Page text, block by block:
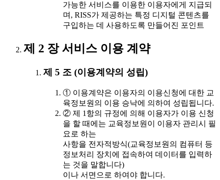
가능한 서비스를 이용한 이용자에게 지급되
며, RISS가 제공하는 특정 디지털 콘텐츠를
구입하는 데 사용하도록 만들어진 포인트
제 2 장 서비스 이용 계약
제 5 조 (이용계약의 성립)
① 이용계약은 이용자의 이용신청에 대한 교
육정보원의 이용 승낙에 의하여 성립됩니다.
② 제 1항의 규정에 의해 이용자가 이용 신청
을 할 때에는 교육정보원이 이용자 관리시 필
요로 하는
사항을 전자적방식(교육정보원의 컴퓨터 등
정보처리 장치에 접속하여 데이터를 입력하
는 것을 말합니다)
이나 서면으로 하여야 합니다.